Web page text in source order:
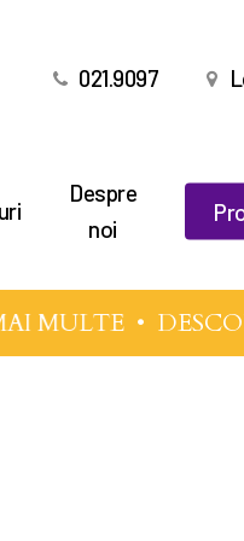
021.9097
Despre
noi
•